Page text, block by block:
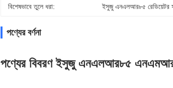
বিশেষভাবে তুলে ধরা: ইসুজু এনএলআর৮৫ রেডিয়েটর
পণ্যের বর্ণনা
পণ্যের বিবরণ ইসুজু এনএলআর৮৫